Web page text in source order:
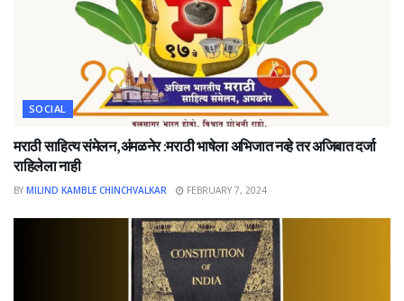
SOCIAL
मराठी साहित्य संमेलन,अंमळनेर :मराठी भाषेला अभिजात नव्हे तर अजिबात दर्जा
राहिलेला नाही
BY MILIND KAMBLE CHINCHVALKAR FEBRUARY 7, 2024